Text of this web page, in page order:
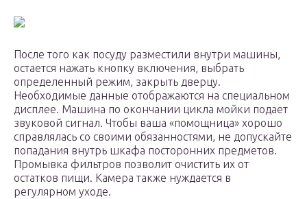
После того как посуду разместили внутри машины,
остается нажать кнопку включения, выбрать
определенный режим, закрыть дверцу.
Необходимые данные отображаются на специальном
дисплее. Машина по окончании цикла мойки подает
звуковой сигнал. Чтобы ваша «помощница» хорошо
справлялась со своими обязанностями, не допускайте
попадания внутрь шкафа посторонних предметов.
Промывка фильтров позволит очистить их от
остатков пищи. Камера также нуждается в
регулярном уходе.